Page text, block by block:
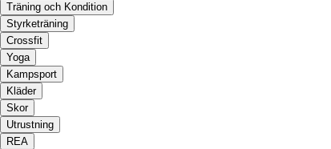
Träning och Kondition
Styrketräning
Crossfit
Yoga
Kampsport
Kläder
Skor
Utrustning
REA